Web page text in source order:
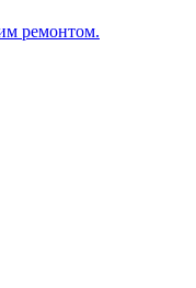
ремонтом.